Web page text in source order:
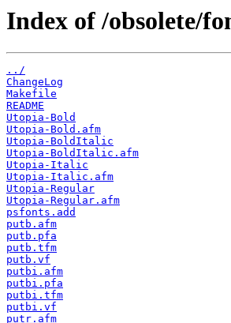
Index of /obsolete/
../
ChangeLog
Makefile
README
Utopia-Bold
Utopia-Bold.afm
Utopia-BoldItalic
Utopia-BoldItalic.afm
Utopia-Italic
Utopia-Italic.afm
Utopia-Regular
Utopia-Regular.afm
psfonts.add
putb.afm
putb.pfa
putb.tfm
putb.vf
putbi.afm
putbi.pfa
putbi.tfm
putbi.vf
putr.afm